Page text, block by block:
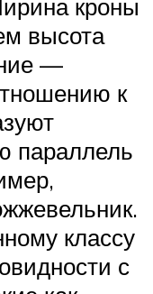
кроны
высота
—
к
параллель
классу
с